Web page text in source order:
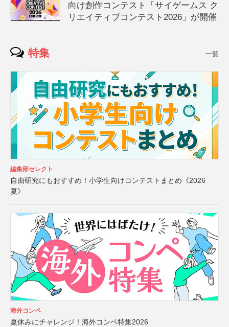
向け創作コンテスト「サイゲームス ク
リエイティブコンテスト2026」が開催
特集 一覧
編集部セレクト
自由研究にもおすすめ！小学生向けコンテストまとめ《2026
夏》
海外コンペ
夏休みにチャレンジ！海外コンペ特集2026